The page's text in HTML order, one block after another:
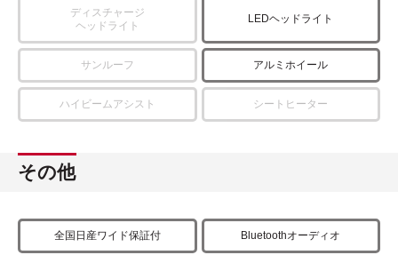
ディスチャージ
ヘッドライト
LEDヘッドライト
サンルーフ アルミホイール
ハイビームアシスト シートヒーター
その他
全国日産ワイド保証付 Bluetoothオーディオ